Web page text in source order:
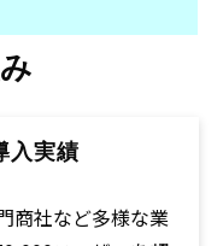
入実績
商社など多様な業